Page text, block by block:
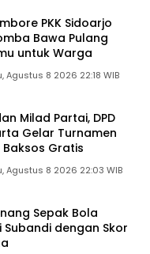
PKK Sidoarjo
Bawa Pulang
untuk Warga
Agustus 8 2026 22:18 WIB
Milad Partai, DPD
Gelar Turnamen
Gratis
Agustus 8 2026 22:03 WIB
Sepak Bola
Subandi dengan Skor